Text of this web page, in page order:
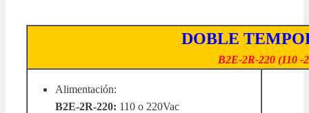
DOBLE
B2E-2R-220 (110 -
Alimentación:
B2E-2R-220: 110 o 220Vac